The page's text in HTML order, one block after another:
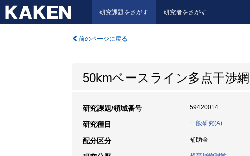
研究課題をさがす 研究者をさがす
前のページに戻る
50kmベースライン多点干渉
研究課題/領域番号 59420014
研究種目 一般研究(A)
配分区分 補助金